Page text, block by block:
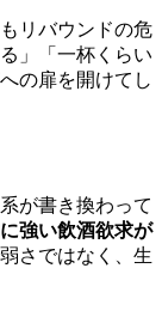
もリバウンドの危
」「一杯くらい
の扉を開けてし
が書き換わって
強い飲酒欲求が
さではなく、生